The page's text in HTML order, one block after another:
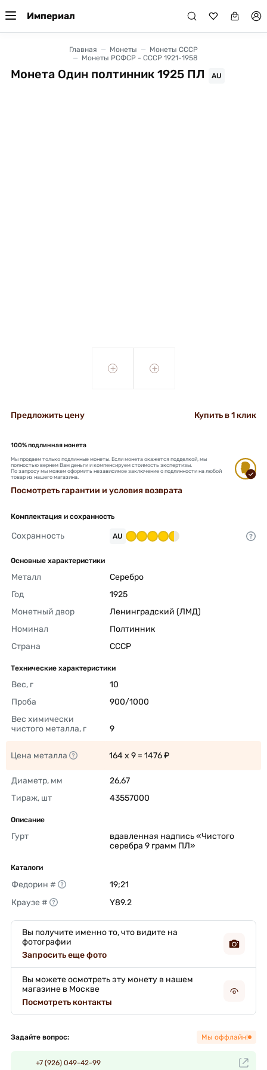
Империал
Главная Монеты
Монеты СССР
Монеты РСФСР - СССР 1921-1958
Монета Один полтинник 1925 ПЛ AU
+ +
Предложить цену Купить в 1 клик
100% подлинная монета
Мы продаем только подлинные монеты. Если монета окажется подделкой, мы
полностью вернем Вам деньги и компенсируем стоимость экспертизы.
По запросу мы можем оформить независимое заключение о подлинности на любой
товар из нашего магазина.
Посмотреть гарантии и условия возврата
Комплектация и сохранность
Сохранность AU
Основные характеристики
Металл
Серебро
Год
1925
Монетный двор
Ленинградский (ЛМД)
Номинал
Полтинник
Страна
СССР
Технические характеристики
Вес, г
10
Проба
900/1000
Вес химически
чистого металла, г
9
Цена металла 164 x 9 = 1476 ₽
Диаметр, мм
26,67
Тираж, шт
43557000
Описание
Гурт
вдавленная надпись «Чистого
серебра 9 грамм ПЛ»
Каталоги
Федорин #
19;21
Краузе #
Y89.2
Вы получите именно то, что видите на
фотографии
Запросить еще фото
Вы можете осмотреть эту монету в нашем
магазине в Москве
Посмотреть контакты
Задайте вопрос: Мы оффлайн!
+7 (926) 049-42-99